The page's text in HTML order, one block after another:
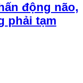
động não,
phải tạm